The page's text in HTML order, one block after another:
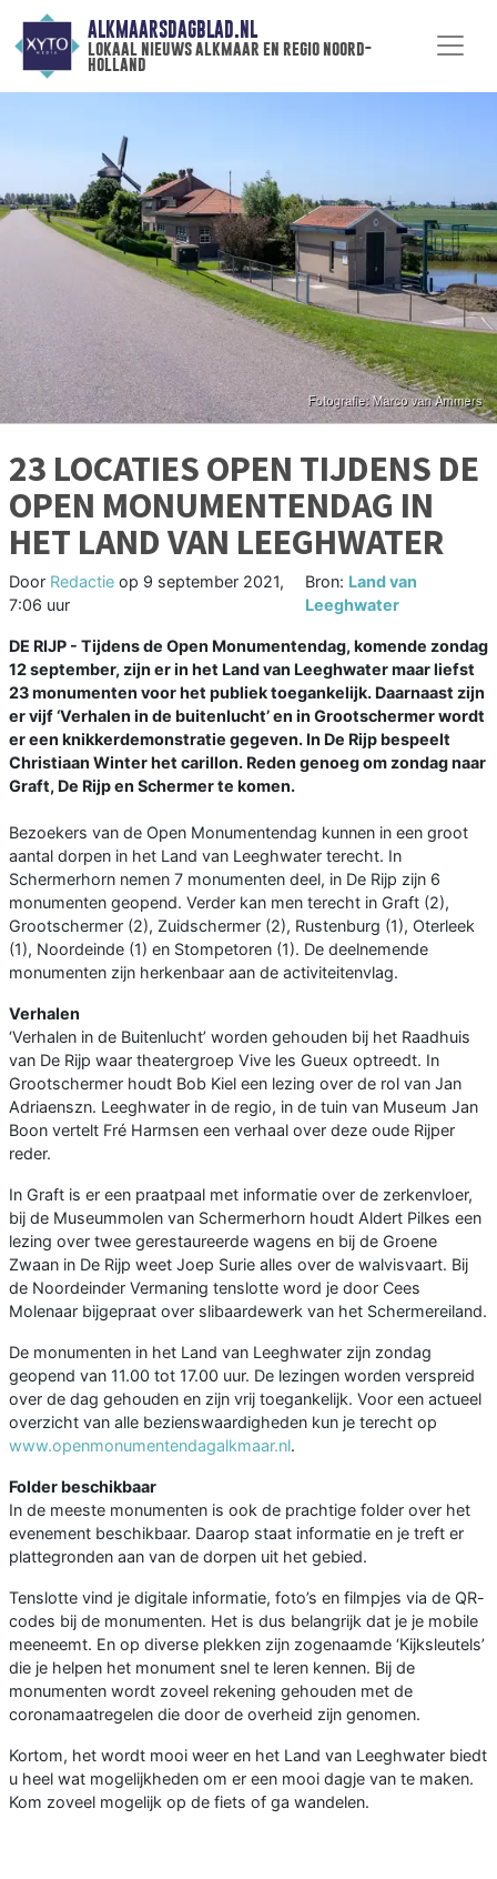
ALKMAARSDAGBLAD.NL
lokaal nieuws alkmaar en regio noord-
holland
23 LOCATIES OPEN TIJDENS DE
OPEN MONUMENTENDAG IN
HET LAND VAN LEEGHWATER
Door Redactie op 9 september 2021,
7:06 uur
Bron: Land van
Leeghwater
DE RIJP - Tijdens de Open Monumentendag, komende zondag
12 september, zijn er in het Land van Leeghwater maar liefst
23 monumenten voor het publiek toegankelijk. Daarnaast zijn
er vijf ‘Verhalen in de buitenlucht’ en in Grootschermer wordt
er een knikkerdemonstratie gegeven. In De Rijp bespeelt
Christiaan Winter het carillon. Reden genoeg om zondag naar
Graft, De Rijp en Schermer te komen.
Bezoekers van de Open Monumentendag kunnen in een groot
aantal dorpen in het Land van Leeghwater terecht. In
Schermerhorn nemen 7 monumenten deel, in De Rijp zijn 6
monumenten geopend. Verder kan men terecht in Graft (2),
Grootschermer (2), Zuidschermer (2), Rustenburg (1), Oterleek
(1), Noordeinde (1) en Stompetoren (1). De deelnemende
monumenten zijn herkenbaar aan de activiteitenvlag.
Verhalen
‘Verhalen in de Buitenlucht’ worden gehouden bij het Raadhuis
van De Rijp waar theatergroep Vive les Gueux optreedt. In
Grootschermer houdt Bob Kiel een lezing over de rol van Jan
Adriaenszn. Leeghwater in de regio, in de tuin van Museum Jan
Boon vertelt Fré Harmsen een verhaal over deze oude Rijper
reder.
In Graft is er een praatpaal met informatie over de zerkenvloer,
bij de Museummolen van Schermerhorn houdt Aldert Pilkes een
lezing over twee gerestaureerde wagens en bij de Groene
Zwaan in De Rijp weet Joep Surie alles over de walvisvaart. Bij
de Noordeinder Vermaning tenslotte word je door Cees
Molenaar bijgepraat over slibaardewerk van het Schermereiland.
De monumenten in het Land van Leeghwater zijn zondag
geopend van 11.00 tot 17.00 uur. De lezingen worden verspreid
over de dag gehouden en zijn vrij toegankelijk. Voor een actueel
overzicht van alle bezienswaardigheden kun je terecht op
www.openmonumentendagalkmaar.nl.
Folder beschikbaar
In de meeste monumenten is ook de prachtige folder over het
evenement beschikbaar. Daarop staat informatie en je treft er
plattegronden aan van de dorpen uit het gebied.
Tenslotte vind je digitale informatie, foto’s en filmpjes via de QR-
codes bij de monumenten. Het is dus belangrijk dat je je mobile
meeneemt. En op diverse plekken zijn zogenaamde ‘Kijksleutels’
die je helpen het monument snel te leren kennen. Bij de
monumenten wordt zoveel rekening gehouden met de
coronamaatregelen die door de overheid zijn genomen.
Kortom, het wordt mooi weer en het Land van Leeghwater biedt
u heel wat mogelijkheden om er een mooi dagje van te maken.
Kom zoveel mogelijk op de fiets of ga wandelen.